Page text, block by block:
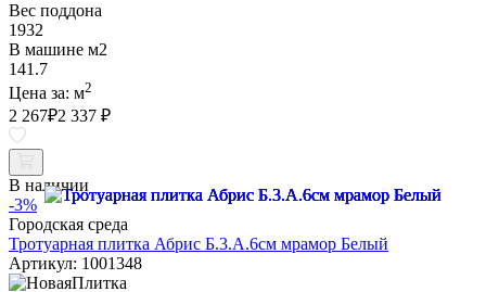
Вес поддона
1932
В машине м2
141.7
Цена за: м2
2 267₽2 337 ₽
В наличии
-3%
Городская среда
Тротуарная плитка Абрис Б.3.А.6см мрамор Белый
Артикул: 1001348